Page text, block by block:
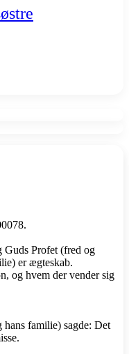
Guds Profet (fred og
er ægteskab.
og hvem der vender sig
familie) sagde: Det